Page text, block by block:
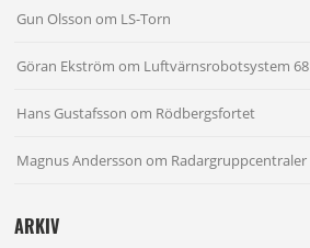
Gun Olsson om LS-Torn
Göran Ekström om Luftvärnsrobotsystem 68
Hans Gustafsson om Rödbergsfortet
Magnus Andersson om Radargruppcentraler
ARKIV